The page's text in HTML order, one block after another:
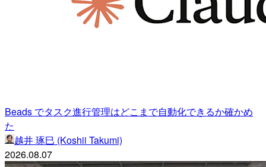
Beads でタスク進行管理はどこまで自動化できるか確かめ
た
越井 琢巳 (Koshii Takumi)
2026.08.07